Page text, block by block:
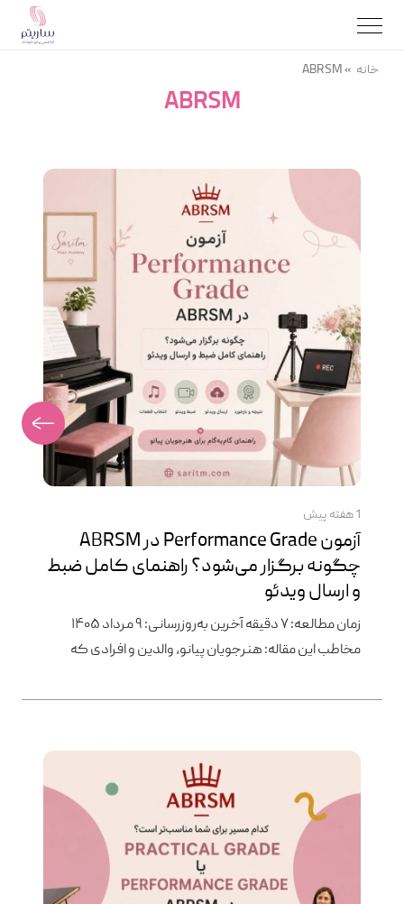
خانه »
ABRSM
ABRSM
1 هفته پیش
آزمون Performance Grade در ABRSM
چگونه برگزار می‌شود؟ راهنمای کامل ضبط
و ارسال ویدئو
زمان مطالعه: ۷ دقیقه آخرین به‌روزرسانی: ۹ مرداد ۱۴۰۵
مخاطب این مقاله: هنرجویان پیانو، والدین و افرادی که
دارند. اگر هنوز مقاله «Practical Grade یا Performance
نخوانده‌اید، پیشنهاد می‌کنیم ابتدا آن را مطالعه کنید
Grade چیست؟ Performance […]